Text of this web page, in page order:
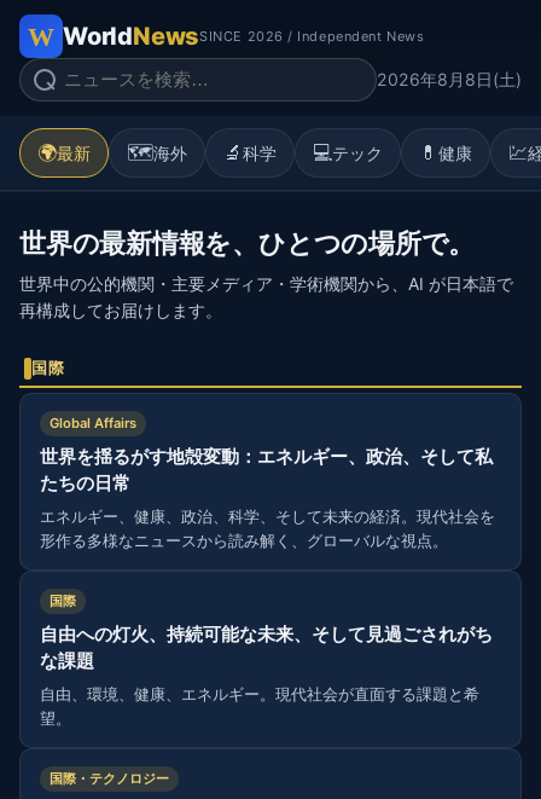
WorldNewsSINCE 2026 / Independent News
2026年8月8日(土)
🌍最新 🗺️海外 🔬 科学 💻テック 💊 健康 💹
世界の最新情報を、ひとつの場所で。
世界中の公的機関・主要メディア・学術機関から、AI が日本語で
再構成してお届けします。
国際
Global Affairs
世界を揺るがす地殻変動：エネルギー、政治、そして私
たちの日常
エネルギー、健康、政治、科学、そして未来の経済。現代社会を
形作る多様なニュースから読み解く、グローバルな視点。
国際
自由への灯火、持続可能な未来、そして見過ごされがち
な課題
自由、環境、健康、エネルギー。現代社会が直面する課題と希
望。
国際・テクノロジー